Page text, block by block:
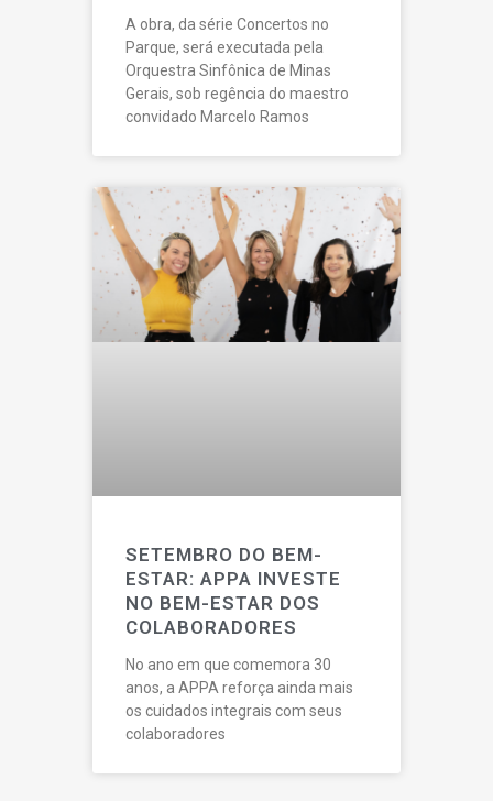
A obra, da série Concertos no
Parque, será executada pela
Orquestra Sinfônica de Minas
Gerais, sob regência do maestro
convidado Marcelo Ramos
SETEMBRO DO BEM-
ESTAR: APPA INVESTE
NO BEM-ESTAR DOS
COLABORADORES
No ano em que comemora 30
anos, a APPA reforça ainda mais
os cuidados integrais com seus
colaboradores